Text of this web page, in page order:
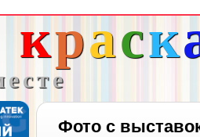
краск
Фото с